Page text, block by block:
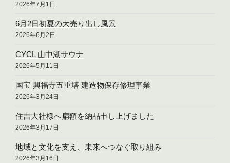
2026年7月1日
6月2日初夏の大売り出し風景
2026年6月2日
CYCL 山中湖サウナ
2026年5月11日
国宝 興福寺五重塔 建造物保存修理事業
2026年3月24日
住吉大社様へ扁額を納品申し上げました
2026年3月17日
地域と文化を支え、未来へつなぐ取り組み
2026年3月16日